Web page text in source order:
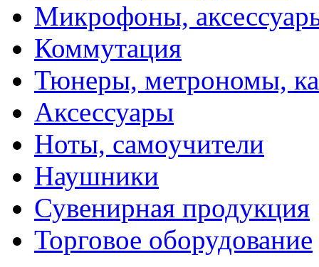
Микрофоны,
Коммутация
Тюнеры, метрономы,
Аксессуары
Ноты, самоучители
Наушники
Сувенирная продукция
Торговое оборудование